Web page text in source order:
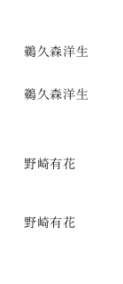
鵜久森洋生
鵜久森洋生
野崎有花
野崎有花